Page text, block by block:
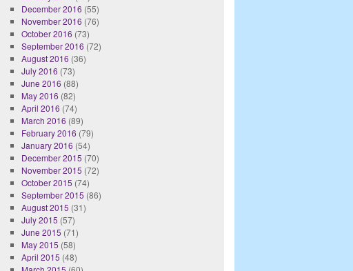
December 2016 (55)
November 2016 (76)
October 2016 (73)
September 2016 (72)
August 2016 (36)
July 2016 (73)
June 2016 (88)
May 2016 (82)
April 2016 (74)
March 2016 (89)
February 2016 (79)
January 2016 (54)
December 2015 (70)
November 2015 (72)
October 2015 (74)
September 2015 (86)
August 2015 (31)
July 2015 (57)
June 2015 (71)
May 2015 (58)
April 2015 (48)